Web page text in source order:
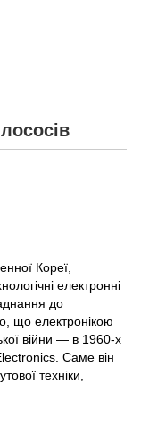
Кореї,
електронні
до
що електронікою
війни — в 1960-х
Саме він
техніки,